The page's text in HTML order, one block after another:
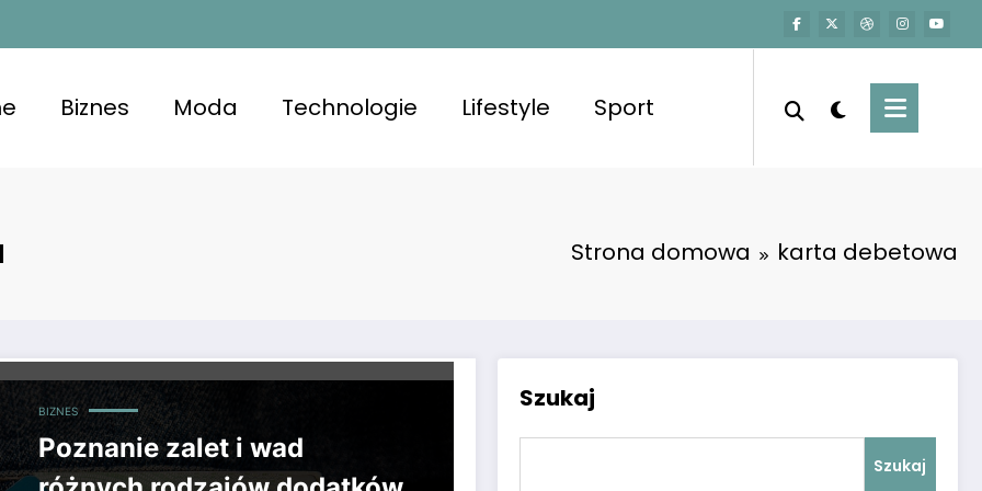
Biznes Moda Technologie Lifestyle Sport
Strona domowa karta debetowa
BIZNES
Poznanie zalet i wad
Szukaj
Szukaj